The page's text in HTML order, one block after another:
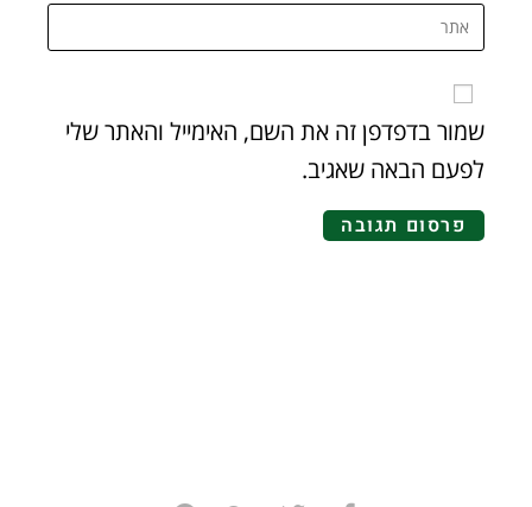
שמור בדפדפן זה את השם, האימייל והאתר שלי
לפעם הבאה שאגיב.